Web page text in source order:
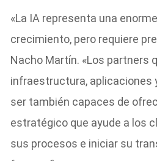
«La IA representa una
crecimiento, pero requiere
Nacho Martín. «Los partners
infraestructura, aplicaciones
ser también capaces de
estratégico que ayude a los
sus procesos e iniciar su